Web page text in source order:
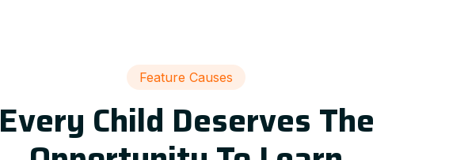
Feature Causes
Every Child Deserves The